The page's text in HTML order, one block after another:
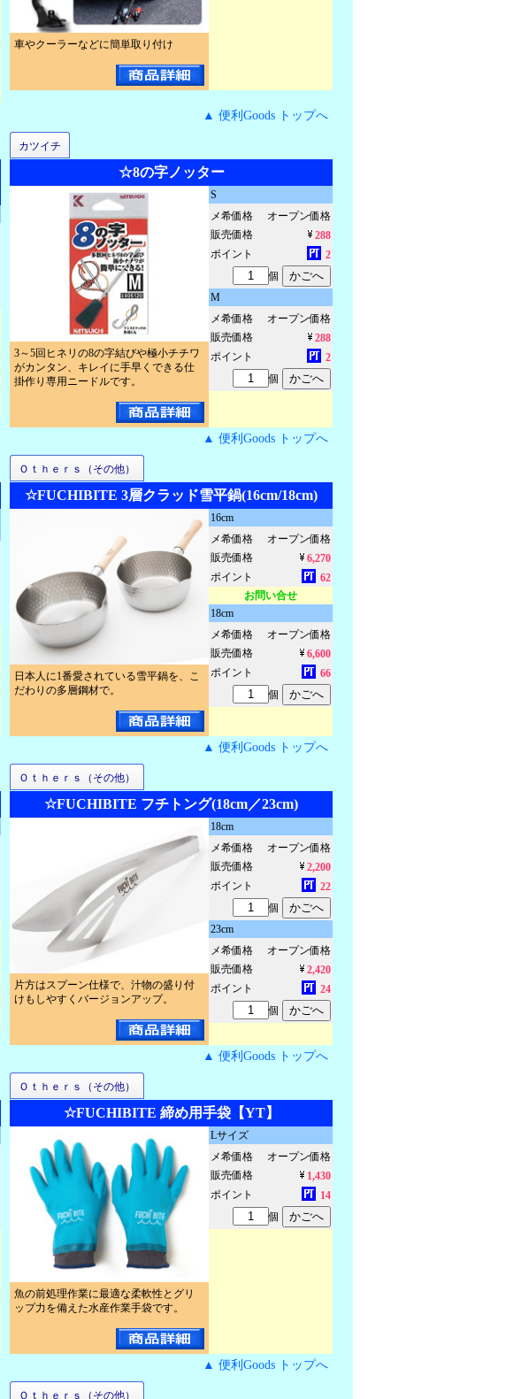
車やクーラーなどに簡単取り付け
▲ 便利Goods トップへ
カツイチ
☆8の字ノッター
3～5回ヒネリの8の字結びや極小チチワ
がカンタン、キレイに手早くできる仕
掛作り専用ニードルです。
S
メ希価格
オープン価格
販売価格
288
ポイント
2
個
M
メ希価格
オープン価格
販売価格
288
ポイント
2
個
▲ 便利Goods トップへ
Ｏｔｈｅｒｓ（その他）
☆FUCHIBITE 3層クラッド雪平鍋(16cm/18cm)
日本人に1番愛されている雪平鍋を、こ
だわりの多層鋼材で。
16cm
メ希価格
オープン価格
販売価格
6,270
ポイント
62
お問い合せ
18cm
メ希価格
オープン価格
販売価格
6,600
ポイント
66
個
▲ 便利Goods トップへ
Ｏｔｈｅｒｓ（その他）
☆FUCHIBITE フチトング(18cm／23cm)
片方はスプーン仕様で、汁物の盛り付
けもしやすくバージョンアップ。
18cm
メ希価格
オープン価格
販売価格
2,200
ポイント
22
個
23cm
メ希価格
オープン価格
販売価格
2,420
ポイント
24
個
▲ 便利Goods トップへ
Ｏｔｈｅｒｓ（その他）
☆FUCHIBITE 締め用手袋【YT】
魚の前処理作業に最適な柔軟性とグリ
ップ力を備えた水産作業手袋です。
Lサイズ
メ希価格
オープン価格
販売価格
1,430
ポイント
14
個
▲ 便利Goods トップへ
Ｏｔｈｅｒｓ（その他）